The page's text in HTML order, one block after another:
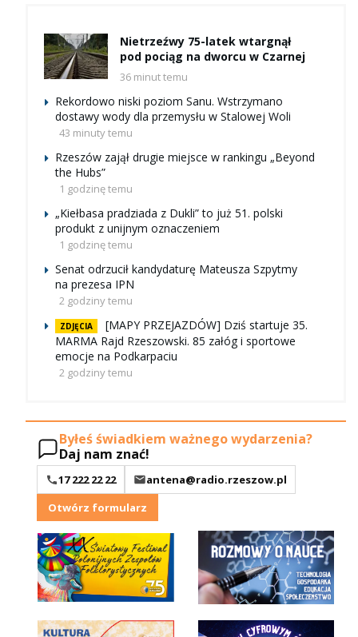
Nietrzeźwy 75-latek wtargnął
pod pociąg na dworcu w Czarnej
36 minut temu
Rekordowo niski poziom Sanu. Wstrzymano
dostawy wody dla przemysłu w Stalowej Woli
43 minuty temu
Rzeszów zajął drugie miejsce w rankingu „Beyond
the Hubs”
1 godzinę temu
„Kiełbasa pradziada z Dukli” to już 51. polski
produkt z unijnym oznaczeniem
1 godzinę temu
Senat odrzucił kandydaturę Mateusza Szpytmy
na prezesa IPN
2 godziny temu
ZDJĘCIA
[MAPY PRZEJAZDÓW] Dziś startuje 35.
MARMA Rajd Rzeszowski. 85 załóg i sportowe
emocje na Podkarpaciu
2 godziny temu
Byłeś świadkiem ważnego wydarzenia?
Daj nam znać!
17 222 22 22
antena@radio.rzeszow.pl
Otwórz formularz